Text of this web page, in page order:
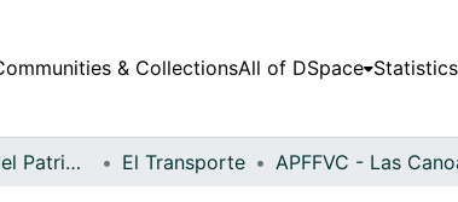
& CollectionsAll of DSpace Statistics
Fondo Archivo del Patrimonio Fotográfico y Fílmico del Valle del Cauca El Transporte